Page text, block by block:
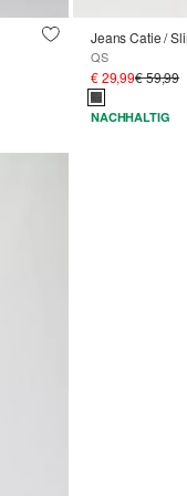
Jeans Catie /
QS
€ 29,99€ 59,99
NACHHALTIG